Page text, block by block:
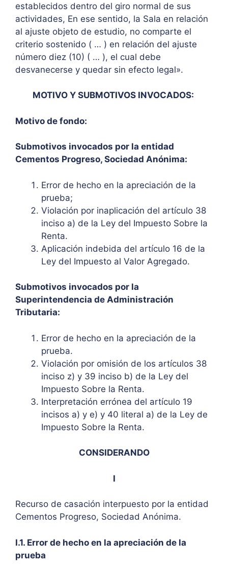
establecidos dentro del giro normal de sus
actividades, En ese sentido, la Sala en relación
al ajuste objeto de estudio, no comparte el
criterio sostenido ( … ) en relación del ajuste
número diez (10) ( … ), el cual debe
desvanecerse y quedar sin efecto legal».
MOTIVO Y SUBMOTIVOS INVOCADOS:
Motivo de fondo:
Submotivos invocados por la entidad
Cementos Progreso, Sociedad Anónima:
Error de hecho en la apreciación de la
prueba;
Violación por inaplicación del artículo 38
inciso a) de la Ley del Impuesto Sobre la
Renta.
Aplicación indebida del artículo 16 de la
Ley del Impuesto al Valor Agregado.
Submotivos invocados por la
Superintendencia de Administración
Tributaria:
Error de hecho en la apreciación de la
prueba.
Violación por omisión de los artículos 38
inciso z) y 39 inciso b) de la Ley del
Impuesto Sobre la Renta.
Interpretación errónea del artículo 19
incisos a) y e) y 40 literal a) de la Ley de
Impuesto Sobre la Renta.
CONSIDERANDO
I
Recurso de casación interpuesto por la entidad
Cementos Progreso, Sociedad Anónima.
I.1. Error de hecho en la apreciación de la
prueba